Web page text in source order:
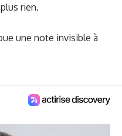
rien.
une note invisible à